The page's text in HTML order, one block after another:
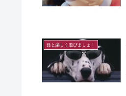
孫と楽しく遊びましょ！